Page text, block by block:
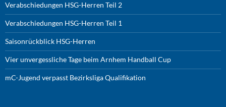
Verabschiedungen HSG-Herren Teil 2
Verabschiedungen HSG-Herren Teil 1
Saisonrückblick HSG-Herren
Vier unvergessliche Tage beim Arnhem Handball Cup
mC-Jugend verpasst Bezirksliga Qualifikation